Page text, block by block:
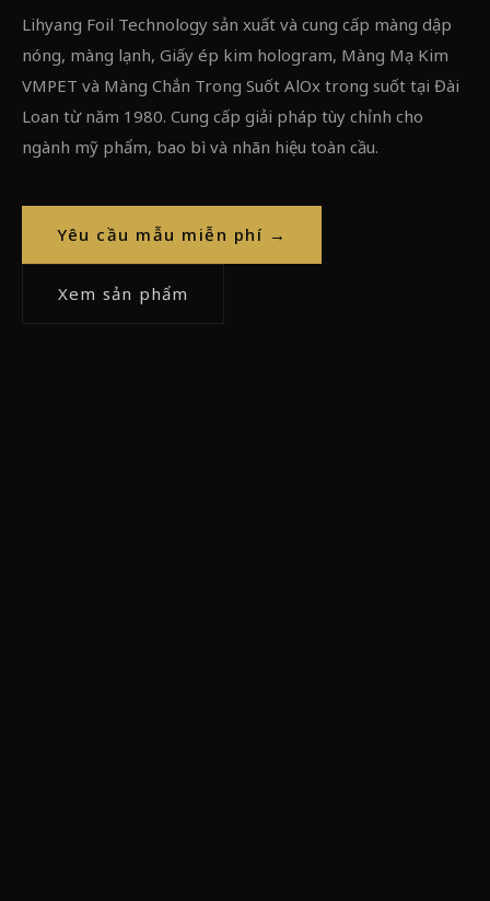
Lihyang Foil Technology sản xuất và cung cấp màng dập
nóng, màng lạnh, Giấy ép kim hologram, Màng Mạ Kim
VMPET và Màng Chắn Trong Suốt AlOx trong suốt tại Đài
Loan từ năm 1980. Cung cấp giải pháp tùy chỉnh cho
ngành mỹ phẩm, bao bì và nhãn hiệu toàn cầu.
Yêu cầu mẫu miễn phí →
Xem sản phẩm